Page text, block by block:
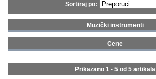
FEEDBACK
GALERIJA
Sortiraj po:
Muzički instrumenti
Gitare i bas gitare (5)
Cene
Prikazano 1 - 5 od 5 artikala